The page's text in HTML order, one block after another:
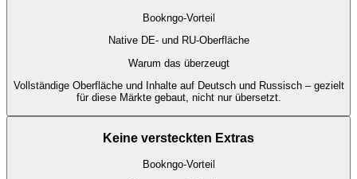
Bookngo-Vorteil
Native DE- und RU-Oberfläche
Warum das überzeugt
Vollständige Oberfläche und Inhalte auf Deutsch und Russisch – gezielt
für diese Märkte gebaut, nicht nur übersetzt.
Keine versteckten Extras
Bookngo-Vorteil